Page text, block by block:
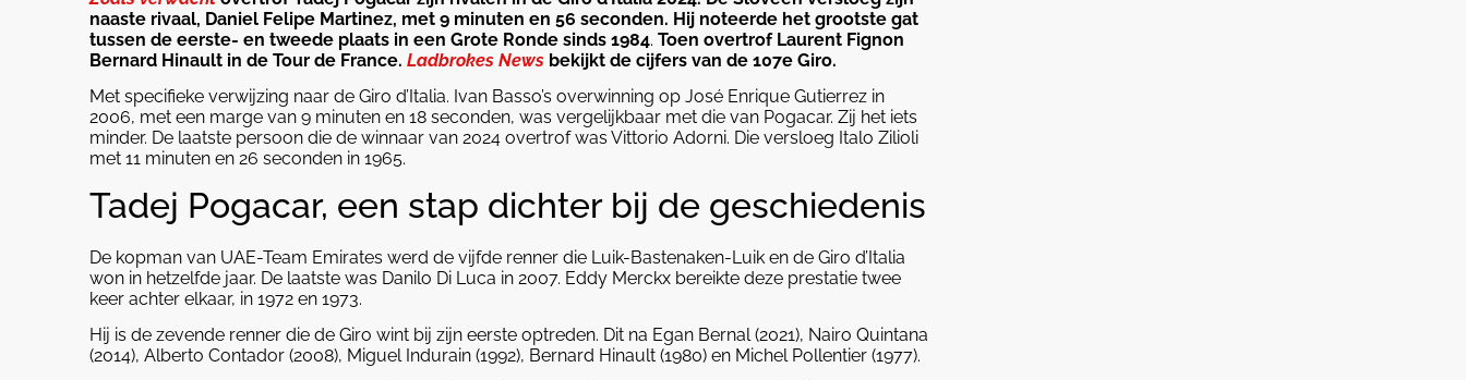
naaste rivaal, Daniel Felipe Martinez, met 9 minuten en 56 seconden. Hij noteerde het grootste gat
tussen de eerste- en tweede plaats in een Grote Ronde sinds 1984. Toen overtrof Laurent Fignon
Bernard Hinault in de Tour de France. Ladbrokes News bekijkt de cijfers van de 107e Giro.
Met specifieke verwijzing naar de Giro d’Italia. Ivan Basso’s overwinning op José Enrique Gutierrez in
2006, met een marge van 9 minuten en 18 seconden, was vergelijkbaar met die van Pogacar. Zij het iets
minder. De laatste persoon die de winnaar van 2024 overtrof was Vittorio Adorni. Die versloeg Italo Zilioli
met 11 minuten en 26 seconden in 1965.
Tadej Pogacar, een stap dichter bij de geschiedenis
De kopman van UAE-Team Emirates werd de vijfde renner die Luik-Bastenaken-Luik en de Giro d’Italia
won in hetzelfde jaar. De laatste was Danilo Di Luca in 2007. Eddy Merckx bereikte deze prestatie twee
keer achter elkaar, in 1972 en 1973.
Hij is de zevende renner die de Giro wint bij zijn eerste optreden. Dit na Egan Bernal (2021), Nairo Quintana
(2014), Alberto Contador (2008), Miguel Indurain (1992), Bernard Hinault (1980) en Michel Pollentier (1977).